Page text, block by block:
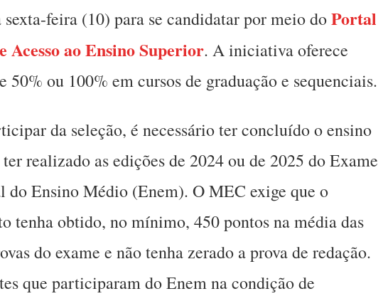
feira (10) para se candidatar por meio doPortal
Acesso ao Ensino Superior. A iniciativa oferece
50% ou 100% em cursos de graduação e sequenciais.
da seleção, é necessário ter concluído o ensino
realizado as edições de 2024 ou de 2025 do Exame
do Ensino Médio (Enem). O MEC exige que o
tenha obtido, no mínimo, 450 pontos na média das
do exame e não tenha zerado a prova de redação.
que participaram do Enem na condição de